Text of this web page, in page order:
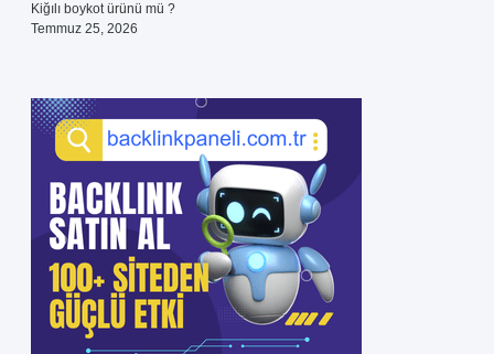
Kiğılı boykot ürünü mü ?
Temmuz 25, 2026